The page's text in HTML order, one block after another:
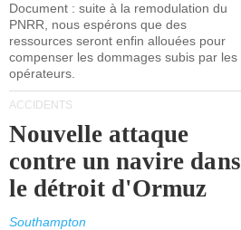
Document : suite à la remodulation du
PNRR, nous espérons que des
ressources seront enfin allouées pour
compenser les dommages subis par les
opérateurs.
ACCIDENTS
Nouvelle attaque
contre un navire dans
le détroit d'Ormuz
Southampton